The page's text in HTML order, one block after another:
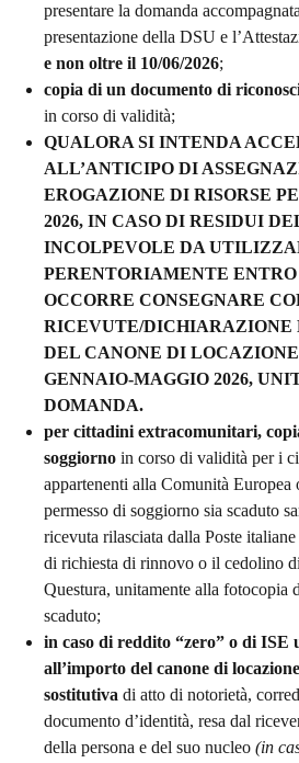
presentare la domanda
presentazione della DSU e
e non oltre il 10/06/2026;
copia di un documento di
in corso di validità;
QUALORA SI INTENDA
ALL’ANTICIPO DI
EROGAZIONE DI RISORSE
2026, IN CASO DI RESIDUI
INCOLPEVOLE DA
PERENTORIAMENTE ENTRO
OCCORRE CONSEGNARE
RICEVUTE/DICHIARAZIONE
DEL CANONE DI
GENNAIO-MAGGIO 2026,
DOMANDA.
per cittadini extracomunitari,
soggiorno in corso di validità per i
appartenenti alla Comunità
permesso di soggiorno sia scaduto
ricevuta rilasciata dalla Poste
di richiesta di rinnovo o il cedolino
Questura, unitamente alla fotocopia
scaduto;
in caso di reddito “zero” o di ISE
all’importo del canone di
sostitutiva di atto di notorietà,
documento d’identità, resa dal
della persona e del suo nucleo (in